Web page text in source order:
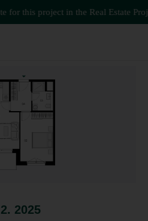
this project in the Real Estate
2025